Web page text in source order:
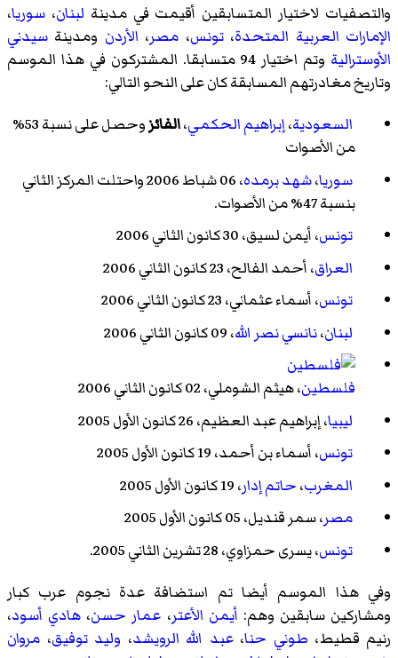
والتصفيات لاختيار المتسابقين أقيمت في مدينة لبنان، سوريا،
الإمارات العربية المتحدة،تونس، مصر، الأردن ومدينة سيدني
الأوسترالية
وتم اختيار 94 متسابقا. المشتركون في هذا الموسم
وتاريخ مغادرتهم المسابقة كان على النحو التالي:
السعودية،إبراهيم الحكمي،الفائز
وحصل على نسبة 53%
من الأصوات
سوريا،شهد برمده
، 06 شباط 2006 واحتلت المركز الثاني
بنسبة 47% من الأصوات.
تونس،أيمن لسيق، 30 كانون الثاني 2006
العراق،أحمد الفالح، 23 كانون الثاني 2006
تونس،أسماء عثماني، 23 كانون الثاني 2006
لبنان،نانسي نصر الله، 09 كانون الثاني 2006
فلسطين،هيثم الشوملي، 02 كانون الثاني 2006
ليبيا،إبراهيم عبد العظيم، 26 كانون الأول 2005
تونس،أسماء بن أحمد، 19 كانون الأول 2005
المغرب،حاتم إدار، 19 كانون الأول 2005
مصر،سمر قنديل، 05 كانون الأول 2005
تونس،يسرى حمزاوي، 28 تشرين الثاني 2005.
وفي هذا الموسم أيضا تم استضافة عدة نجوم عرب كبار
ومشاركين سابقين وهم: أيمن الأعتر، عمار حسن، هادي أسود،
رنيم قطيط، طوني حنا،عبد الله الرويشد، وليد توفيق، مروان